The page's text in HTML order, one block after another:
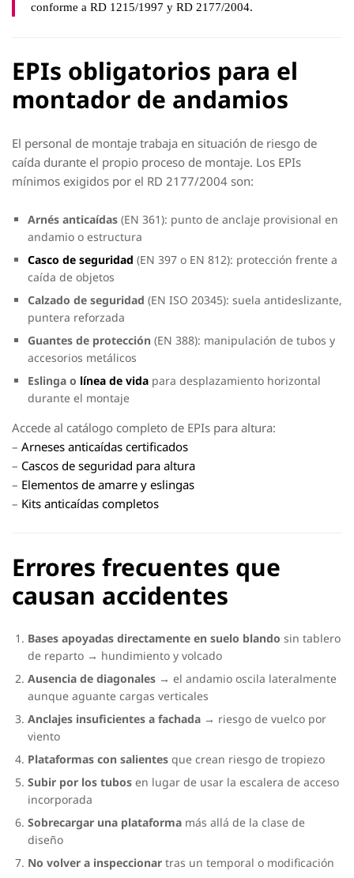
conforme a RD 1215/1997 y RD 2177/2004.
EPIs obligatorios para el
montador de andamios
El personal de montaje trabaja en situación de riesgo de
caída durante el propio proceso de montaje. Los EPIs
mínimos exigidos por el RD 2177/2004 son:
Arnés anticaídas (EN 361): punto de anclaje provisional en
andamio o estructura
Casco de seguridad (EN 397 o EN 812): protección frente a
caída de objetos
Calzado de seguridad (EN ISO 20345): suela antideslizante,
puntera reforzada
Guantes de protección (EN 388): manipulación de tubos y
accesorios metálicos
Eslinga o línea de vida para desplazamiento horizontal
durante el montaje
Accede al catálogo completo de EPIs para altura:
– Arneses anticaídas certificados
– Cascos de seguridad para altura
– Elementos de amarre y eslingas
– Kits anticaídas completos
Errores frecuentes que
causan accidentes
Bases apoyadas directamente en suelo blando sin tablero
de reparto → hundimiento y volcado
Ausencia de diagonales → el andamio oscila lateralmente
aunque aguante cargas verticales
Anclajes insuficientes a fachada → riesgo de vuelco por
viento
Plataformas con salientes que crean riesgo de tropiezo
Subir por los tubos en lugar de usar la escalera de acceso
incorporada
Sobrecargar una plataforma más allá de la clase de
diseño
No volver a inspeccionar tras un temporal o modificación